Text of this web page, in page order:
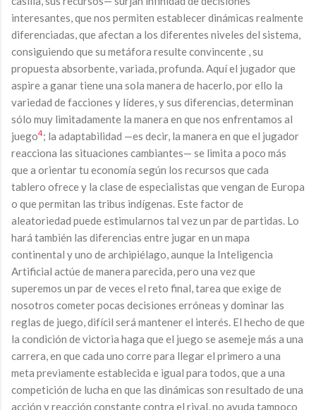
interesantes, que nos permiten establecer dinámicas realmente
diferenciadas, que afectan a los diferentes niveles del sistema,
consiguiendo que su metáfora resulte convincente , su
propuesta absorbente, variada, profunda. Aquí el jugador que
aspire a ganar tiene una sola manera de hacerlo, por ello la
variedad de facciones y líderes, y sus diferencias, determinan
sólo muy limitadamente la manera en que nos enfrentamos al
juego4; la adaptabilidad —es decir, la manera en que el jugador
reacciona las situaciones cambiantes— se limita a poco más
que a orientar tu economía según los recursos que cada
tablero ofrece y la clase de especialistas que vengan de Europa
o que permitan las tribus indígenas. Este factor de
aleatoriedad puede estimularnos tal vez un par de partidas. Lo
hará también las diferencias entre jugar en un mapa
continental y uno de archipiélago, aunque la Inteligencia
Artificial actúe de manera parecida, pero una vez que
superemos un par de veces el reto final, tarea que exige de
nosotros cometer pocas decisiones erróneas y dominar las
reglas de juego, difícil será mantener el interés. El hecho de que
la condición de victoria haga que el juego se asemeje más a una
carrera, en que cada uno corre para llegar el primero a una
meta previamente establecida e igual para todos, que a una
competición de lucha en que las dinámicas son resultado de una
acción y reacción constante contra el rival, no ayuda tampoco